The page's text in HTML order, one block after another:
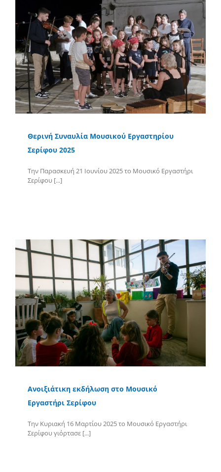
Θερινή Συναυλία Μουσικού Εργαστηρίου
Σερίφου 2025
Την Παρασκευή 21 Ιουνίου 2025 το Μουσικό Εργαστήρι
Σερίφου [...]
Ανοιξιάτικη εκδήλωση στο Μουσικό
Εργαστήρι Σερίφου
Την Κυριακή 16 Μαρτίου 2025 το Μουσικό Εργαστήρι
Σερίφου γιόρτασε [...]